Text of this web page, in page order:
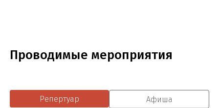
Проводимые мероприятия
Репертуар Афиша